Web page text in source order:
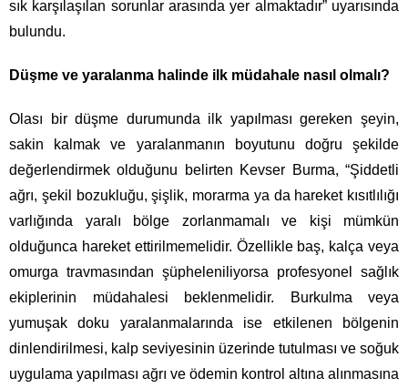
sık karşılaşılan sorunlar arasında yer almaktadır” uyarısında
bulundu.
Düşme ve yaralanma halinde ilk müdahale nasıl olmalı?
Olası bir düşme durumunda ilk yapılması gereken şeyin,
sakin kalmak ve yaralanmanın boyutunu doğru şekilde
değerlendirmek olduğunu belirten Kevser Burma, “Şiddetli
ağrı, şekil bozukluğu, şişlik, morarma ya da hareket kısıtlılığı
varlığında yaralı bölge zorlanmamalı ve kişi mümkün
olduğunca hareket ettirilmemelidir. Özellikle baş, kalça veya
omurga travmasından şüpheleniliyorsa profesyonel sağlık
ekiplerinin müdahalesi beklenmelidir. Burkulma veya
yumuşak doku yaralanmalarında ise etkilenen bölgenin
dinlendirilmesi, kalp seviyesinin üzerinde tutulması ve soğuk
uygulama yapılması ağrı ve ödemin kontrol altına alınmasına